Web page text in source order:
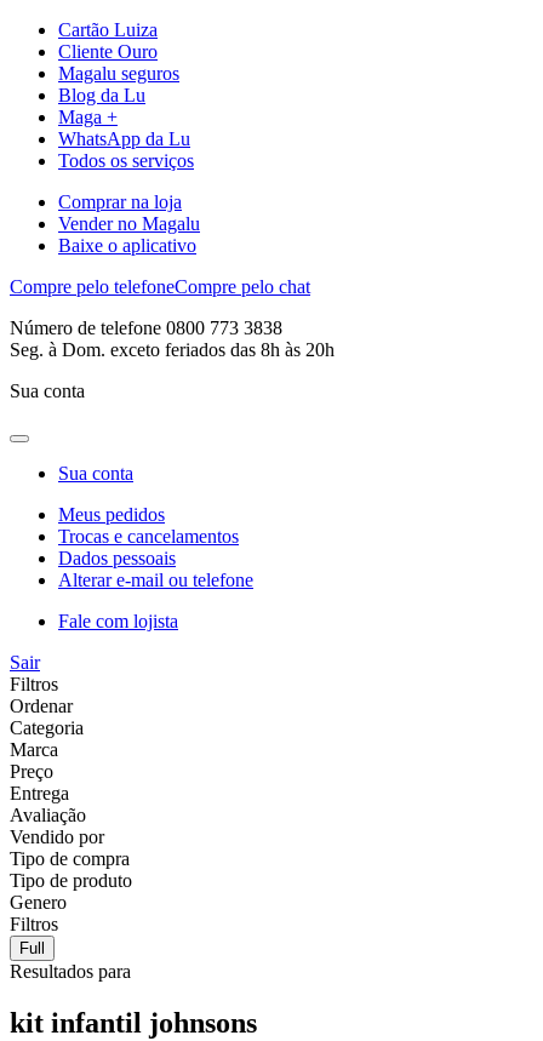
Cartão Luiza
Cliente Ouro
Magalu seguros
Blog da Lu
Maga +
WhatsApp da Lu
Todos os serviços
Comprar na loja
Vender no Magalu
Baixe o aplicativo
Compre pelo telefoneCompre pelo chat
Número de telefone 0800 773 3838
Seg. à Dom. exceto feriados das 8h às 20h
Sua conta
Sua conta
Meus pedidos
Trocas e cancelamentos
Dados pessoais
Alterar e-mail ou telefone
Fale com lojista
Sair
Filtros
Ordenar
Categoria
Marca
Preço
Entrega
Avaliação
Vendido por
Tipo de compra
Tipo de produto
Genero
Filtros
Full
Resultados para
kit infantil johnsons